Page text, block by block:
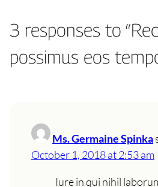
3 responses to
possimus eos
Ms. Germaine Spinka
October 1, 2018 at 2:53 am
Iure in qui nihil